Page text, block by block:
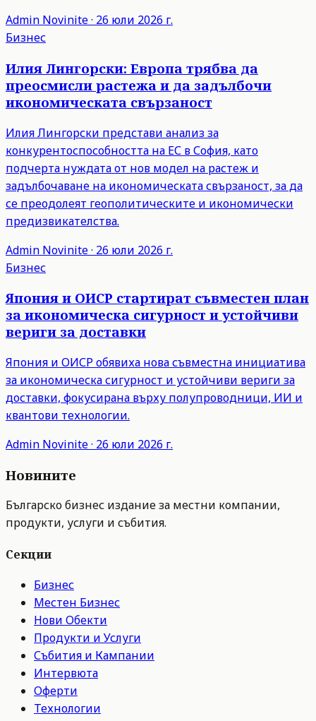
Admin Novinite· 26 юли 2026 г.
Бизнес
Илия Лингорски: Европа трябва да
преосмисли растежа и да задълбочи
икономическата свързаност
Илия Лингорски представи анализ за
конкурентоспособността на ЕС в София, като
подчерта нуждата от нов модел на растеж и
задълбочаване на икономическата свързаност, за да
се преодолеят геополитическите и икономически
предизвикателства.
Admin Novinite· 26 юли 2026 г.
Бизнес
Япония и ОИСР стартират съвместен план
за икономическа сигурност и устойчиви
вериги за доставки
Япония и ОИСР обявиха нова съвместна инициатива
за икономическа сигурност и устойчиви вериги за
доставки, фокусирана върху полупроводници, ИИ и
квантови технологии.
Admin Novinite· 26 юли 2026 г.
Новините
Българско бизнес издание за местни компании,
продукти, услуги и събития.
Секции
Бизнес
Местен Бизнес
Нови Обекти
Продукти и Услуги
Събития и Кампании
Интервюта
Оферти
Технологии